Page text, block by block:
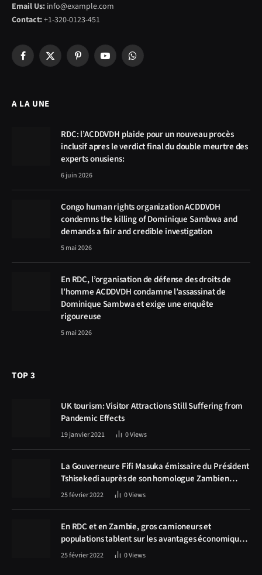
Email Us: info@example.com
Contact:+1-320-0123-451
Facebook
X
PinterestYouTubeWhatsApp
A LA UNE
RDC: l’ACDDVDH plaide pour un nouveau procès
inclusif apres le verdict final du double meurtre des
experts onusiens:
6 juin 2026
Congo human rights organization ACDDVDH
condemns the killing of Dominique Sambwa and
demands a fair and credible investigation
5 mai 2026
En RDC, l’organisation de défense des droits de
l’homme ACDDVDH condamne l’assassinat de
Dominique Sambwa et exige une enquête
rigoureuse
5 mai 2026
TOP 3
UK tourism: Visitor Attractions Still Suffering from
Pandemic Effects
19 janvier 2021 0Views
La Gouverneure Fifi Masuka émissaire du Président
Tshisekedi auprès de son homologue Zambien
Hichilema, la construction de la route Kolwezi -
25 février 2022 0Views
En RDC et en Zambie, gros camioneurs et
populations tablent sur les avantages économiques
de la route Kolwezi-Solwezi
25 février 2022 0Views